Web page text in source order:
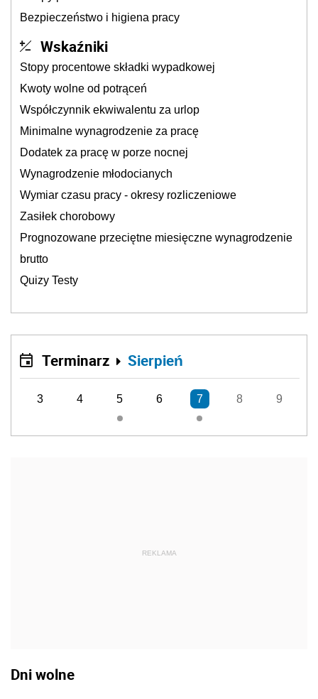
Bezpieczeństwo i higiena pracy
Wskaźniki
Stopy procentowe składki wypadkowej
Kwoty wolne od potrąceń
Współczynnik ekwiwalentu za urlop
Minimalne wynagrodzenie za pracę
Dodatek za pracę w porze nocnej
Wynagrodzenie młodocianych
Wymiar czasu pracy - okresy rozliczeniowe
Zasiłek chorobowy
Prognozowane przeciętne miesięczne wynagrodzenie
brutto
Quizy Testy
Terminarz Sierpień
3 4 5 6 7 8 9
REKLAMA
Dni wolne